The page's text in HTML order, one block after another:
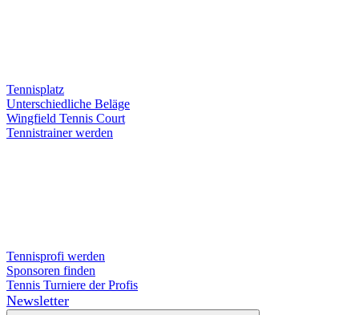
Tennisplatz
Unterschiedliche Beläge
Wingfield Tennis Court
Tennistrainer werden
Tennisprofi werden
Sponsoren finden
Tennis Turniere der Profis
Newsletter